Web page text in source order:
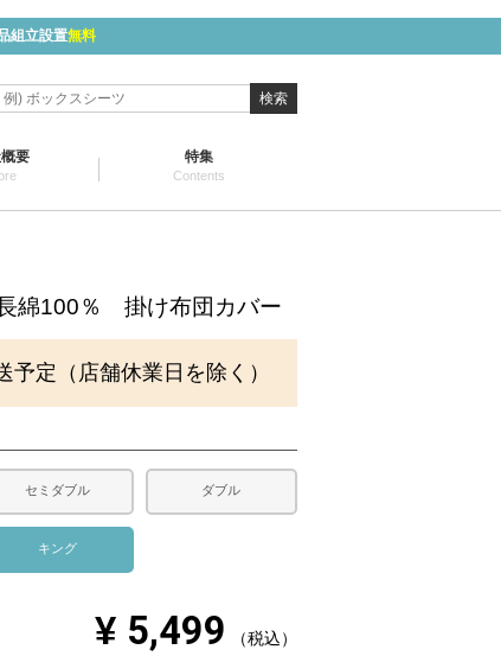
組立設置無料
検索
要 特集
Contents
綿100％ 掛け布団カバー
予定（店舗休業日を除く）
セミダブル ダブル
キング
¥ 5,499 税込